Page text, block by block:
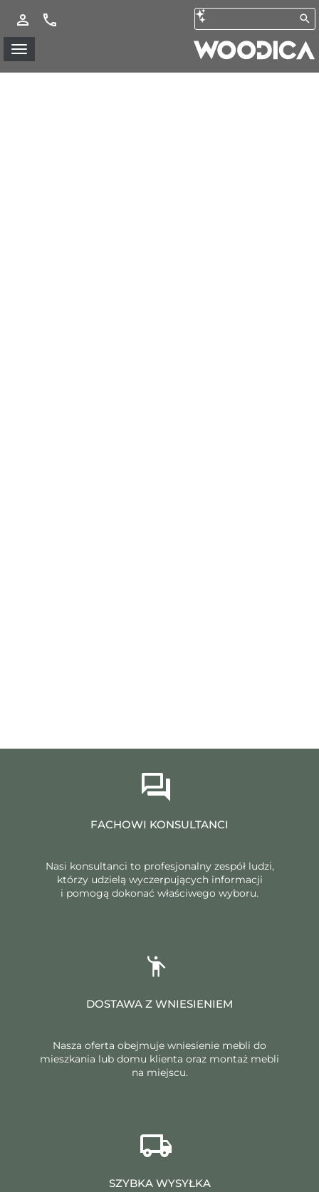
FACHOWI KONSULTANCI
Nasi konsultanci to profesjonalny zespół ludzi,
którzy udzielą wyczerpujących informacji
i pomogą dokonać właściwego wyboru.
DOSTAWA Z WNIESIENIEM
Nasza oferta obejmuje wniesienie mebli do
mieszkania lub domu klienta oraz montaż mebli
na miejscu.
SZYBKA WYSYŁKA